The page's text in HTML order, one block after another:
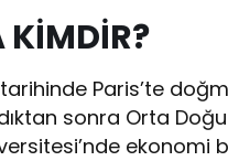
KİMDİR?
Paris’te
sonra Orta
ekonomi